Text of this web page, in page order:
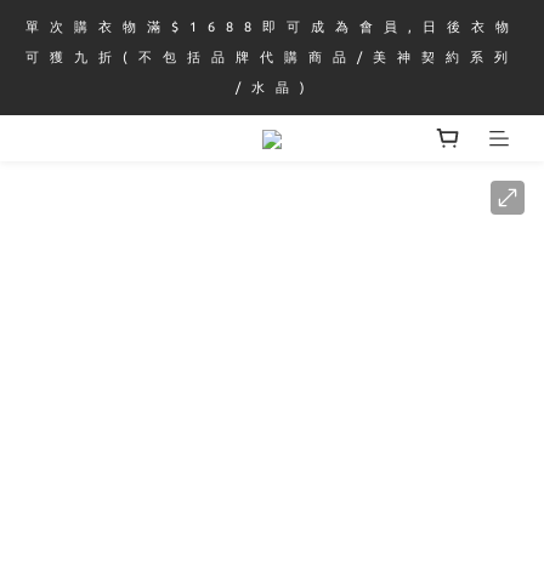
單 次 購 衣 物 滿 $ 1 6 8 8 即 可 成 為 會 員 , 日 後 衣 物
可 獲 九 折 ( 不 包 括 品 牌 代 購 商 品 / 美 神 契 約 系 列
/ 水 晶 )